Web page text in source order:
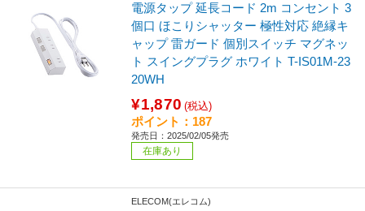
電源タップ 延長コード 2m コンセント 3
個口 ほこりシャッター 極性対応 絶縁キ
ャップ 雷ガード 個別スイッチ マグネッ
ト スイングプラグ ホワイト T-IS01M-23
20WH
¥1,870 (税込)
ポイント：187
発売日：2025/02/05発売
在庫あり
ELECOM(エレコム)